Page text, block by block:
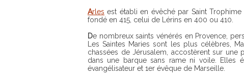
Arles est établi en évêché par Saint
fondé en 415, celui de Lérins en 400 ou 410.
De nombreux saints vénérés en Provence, personnages légendaires ou authentiques, ont vécus à cette période.
Les Saintes Maries sont les plus célèbres,
chassées de Jérusalem, accostèrent sur
dans une barque sans rame ni voile. Elles
évangélisateur et 1er évêque de Marseille.